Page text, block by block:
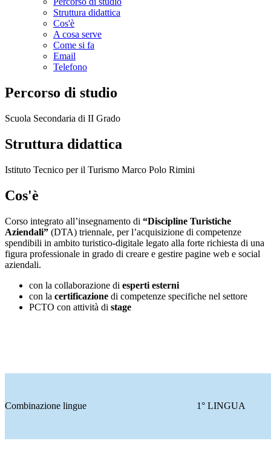
Struttura didattica
Cos'è
A cosa serve
Come si fa
Email
Telefono
Percorso di studio
Scuola Secondaria di II Grado
Struttura didattica
Istituto Tecnico per il Turismo Marco Polo Rimini
Cos'è
Corso integrato all’insegnamento di “Discipline Turistiche
Aziendali” (DTA) triennale, per l’acquisizione di competenze
spendibili in ambito turistico-digitale legato alla forte richiesta di una
figura professionale in grado di creare e gestire pagine web e social
aziendali.
con la collaborazione di esperti esterni
con la certificazione di competenze specifiche nel settore
PCTO con attività di stage
Combinazione lingue 1° LINGUA